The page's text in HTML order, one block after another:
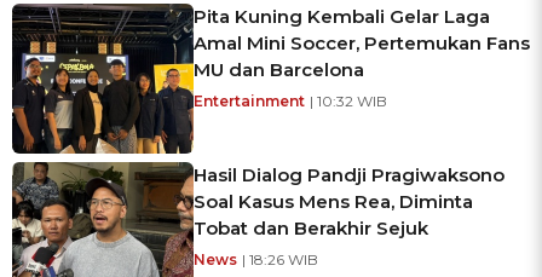
Pita Kuning Kembali Gelar Laga
Amal Mini Soccer, Pertemukan Fans
MU dan Barcelona
Entertainment | 10:32 WIB
Hasil Dialog Pandji Pragiwaksono
Soal Kasus Mens Rea, Diminta
Tobat dan Berakhir Sejuk
News | 18:26 WIB